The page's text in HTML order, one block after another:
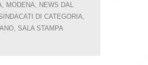
MODENA
NEWS DAL
DI CATEGORIA
SALA STAMPA